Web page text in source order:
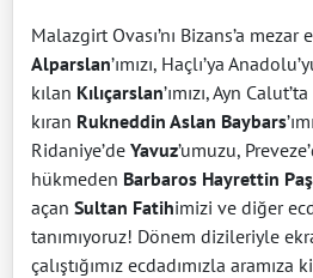
Malazgirt Ovası’nı Bizans’a mezar
Alparslan’ımızı, Haçlı’ya
kılan Kılıçarslan’ımızı, Ayn
kıran Rukneddin Aslan Baybars
Ridaniye’de Yavuz’umuzu,
hükmeden Barbaros Hayrettin
açan Sultan Fatihimizi ve diğer
tanımıyoruz! Dönem dizileriyle
çalıştığımız ecdadımızla